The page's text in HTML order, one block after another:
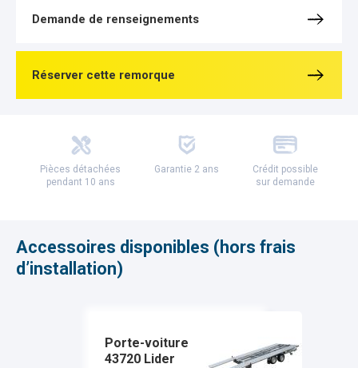
Demande de renseignements
Réserver cette remorque
Pièces détachées
pendant 10 ans
Garantie 2 ans
Crédit possible
sur demande
Accessoires disponibles (hors frais
d’installation)
Porte-voiture
43720 Lider